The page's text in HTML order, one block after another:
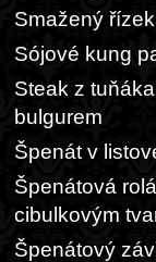
Smažený
Sójové kung
Steak z
bulgurem
Špenát v
Špenátová
cibulkovým
Špenátový